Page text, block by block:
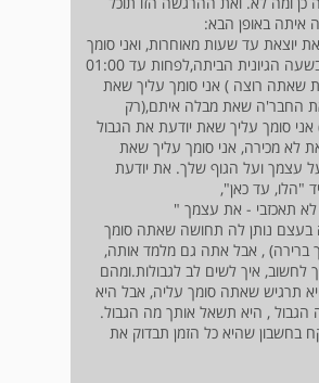
איתה באופן הבא:
יוצאת עד שעות מאוחרות, ואני סומך
עליך שתחזרי בשעה הגיונית הביתה,לפחות עד 01:00
שאתה רוצה ) אני סומך עליך שאת
החבר'ה שאת מבלה איתם,(רק
אני סומך עליך שאת יודעת את הגבול
לא מכירה, אני סומך עליך שאת
עצמך ועל הגוף שלך. את יודעת
"הלו, עד כאן",
לא תאכזבי - את עצמך "
בעצם נותן לה תחושה שאתה סומך
ברירה) , אבל אתה גם מלמד אותה,
לחשוב, איך לשים לב לגבולות.ומהם
תרגיש שאתה סומך עליה, אבל היא
הגבול , היא תשאל אותך מה הגבול.
בחשבון שהיא כל הזמן תבדוק את